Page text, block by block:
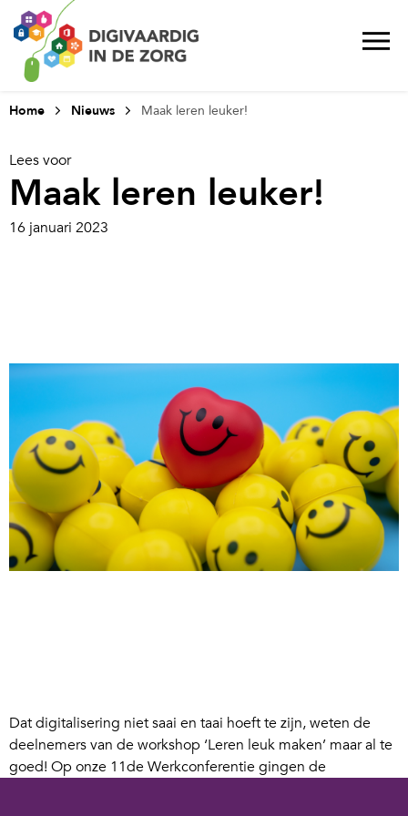
Home Nieuws Maak leren leuker!
Lees voor
Maak leren leuker!
16 januari 2023
Dat digitalisering niet saai en taai hoeft te zijn, weten de
deelnemers van de workshop ‘Leren leuk maken’ maar al te
goed! Op onze 11de Werkconferentie gingen de